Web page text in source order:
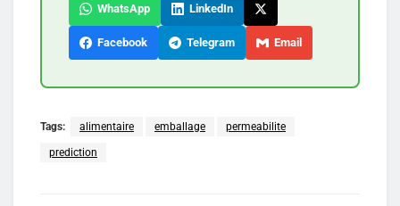
WhatsApp LinkedIn
Facebook Telegram Email
Tags: alimentaire emballage permeabilite
prediction